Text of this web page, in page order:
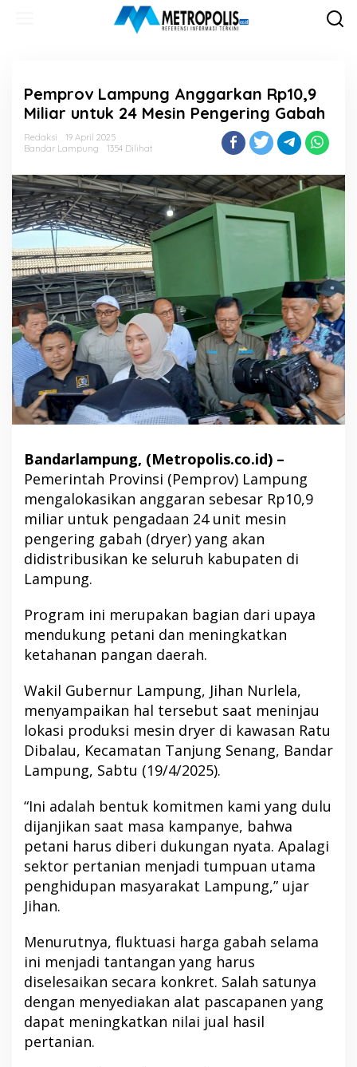
Pemprov Lampung Anggarkan Rp10,9
Miliar untuk 24 Mesin Pengering Gabah
Redaksi
19 April 2025
Bandar Lampung
1354 Dilihat
Bandarlampung, (Metropolis.co.id) –
Pemerintah Provinsi (Pemprov) Lampung
mengalokasikan anggaran sebesar Rp10,9
miliar untuk pengadaan 24 unit mesin
pengering gabah (dryer) yang akan
didistribusikan ke seluruh kabupaten di
Lampung.
Program ini merupakan bagian dari upaya
mendukung petani dan meningkatkan
ketahanan pangan daerah.
Wakil Gubernur Lampung, Jihan Nurlela,
menyampaikan hal tersebut saat meninjau
lokasi produksi mesin dryer di kawasan Ratu
Dibalau, Kecamatan Tanjung Senang, Bandar
Lampung, Sabtu (19/4/2025).
“Ini adalah bentuk komitmen kami yang dulu
dijanjikan saat masa kampanye, bahwa
petani harus diberi dukungan nyata. Apalagi
sektor pertanian menjadi tumpuan utama
penghidupan masyarakat Lampung,” ujar
Jihan.
Menurutnya, fluktuasi harga gabah selama
ini menjadi tantangan yang harus
diselesaikan secara konkret. Salah satunya
dengan menyediakan alat pascapanen yang
dapat meningkatkan nilai jual hasil
pertanian.